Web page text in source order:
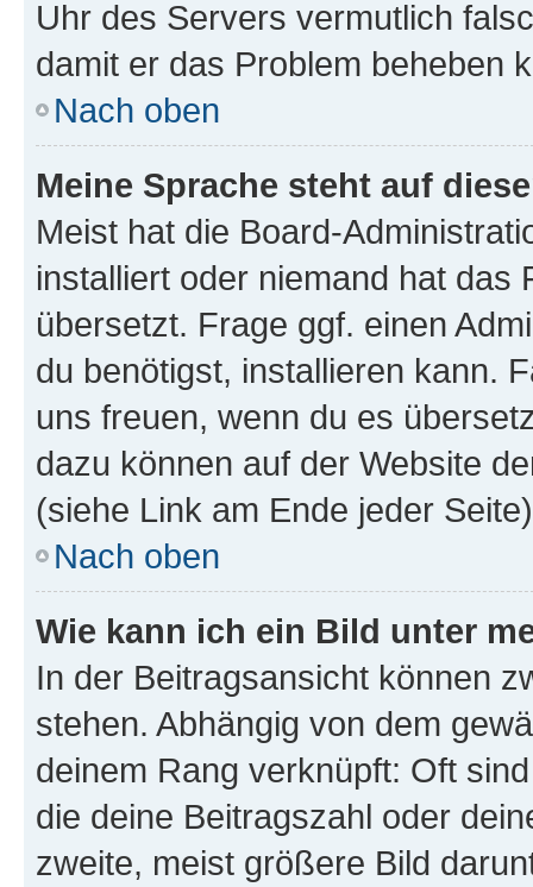
Uhr des Servers vermutlich
damit er das Problem beheben
Nach oben
Meine Sprache steht auf
Meist hat die Board-
installiert oder niemand hat das
übersetzt. Frage ggf. einen
du benötigst, installieren kann.
uns freuen, wenn du es
dazu können auf der Website
(siehe Link am Ende jeder
Nach oben
Wie kann ich ein Bild unter
In der Beitragsansicht können
stehen. Abhängig von dem
deinem Rang verknüpft: Oft
die deine Beitragszahl oder
zweite, meist größere Bild